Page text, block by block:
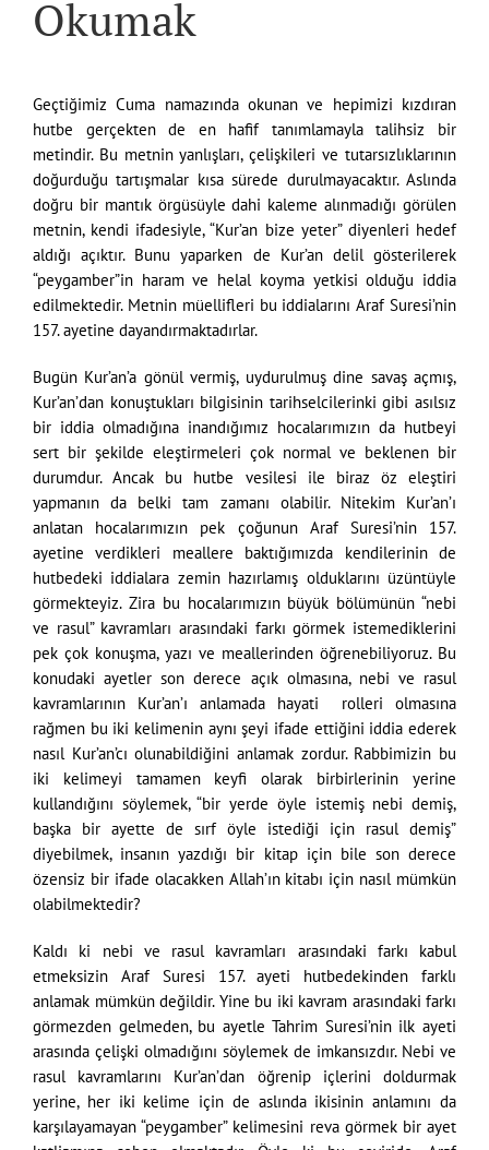
Okumak
Geçtiğimiz Cuma namazında okunan ve hepimizi kızdıran
hutbe gerçekten de en hafif tanımlamayla talihsiz bir
metindir. Bu metnin yanlışları, çelişkileri ve tutarsızlıklarının
doğurduğu tartışmalar kısa sürede durulmayacaktır. Aslında
doğru bir mantık örgüsüyle dahi kaleme alınmadığı görülen
metnin, kendi ifadesiyle, “Kur’an bize yeter” diyenleri hedef
aldığı açıktır. Bunu yaparken de Kur’an delil gösterilerek
“peygamber”in haram ve helal koyma yetkisi olduğu iddia
edilmektedir. Metnin müellifleri bu iddialarını Araf Suresi’nin
157. ayetine dayandırmaktadırlar.
Bugün Kur’an’a gönül vermiş, uydurulmuş dine savaş açmış,
Kur’an’dan konuştukları bilgisinin tarihselcilerinki gibi asılsız
bir iddia olmadığına inandığımız hocalarımızın da hutbeyi
sert bir şekilde eleştirmeleri çok normal ve beklenen bir
durumdur. Ancak bu hutbe vesilesi ile biraz öz eleştiri
yapmanın da belki tam zamanı olabilir. Nitekim Kur’an’ı
anlatan hocalarımızın pek çoğunun Araf Suresi’nin 157.
ayetine verdikleri meallere baktığımızda kendilerinin de
hutbedeki iddialara zemin hazırlamış olduklarını üzüntüyle
görmekteyiz. Zira bu hocalarımızın büyük bölümünün “nebi
ve rasul” kavramları arasındaki farkı görmek istemediklerini
pek çok konuşma, yazı ve meallerinden öğrenebiliyoruz. Bu
konudaki ayetler son derece açık olmasına, nebi ve rasul
kavramlarının Kur’an’ı anlamada hayati rolleri olmasına
rağmen bu iki kelimenin aynı şeyi ifade ettiğini iddia ederek
nasıl Kur’an’cı olunabildiğini anlamak zordur. Rabbimizin bu
iki kelimeyi tamamen keyfi olarak birbirlerinin yerine
kullandığını söylemek, “bir yerde öyle istemiş nebi demiş,
başka bir ayette de sırf öyle istediği için rasul demiş”
diyebilmek, insanın yazdığı bir kitap için bile son derece
özensiz bir ifade olacakken Allah’ın kitabı için nasıl mümkün
olabilmektedir?
Kaldı ki nebi ve rasul kavramları arasındaki farkı kabul
etmeksizin Araf Suresi 157. ayeti hutbedekinden farklı
anlamak mümkün değildir. Yine bu iki kavram arasındaki farkı
görmezden gelmeden, bu ayetle Tahrim Suresi’nin ilk ayeti
arasında çelişki olmadığını söylemek de imkansızdır. Nebi ve
rasul kavramlarını Kur’an’dan öğrenip içlerini doldurmak
yerine, her iki kelime için de aslında ikisinin anlamını da
karşılayamayan “peygamber” kelimesini reva görmek bir ayet